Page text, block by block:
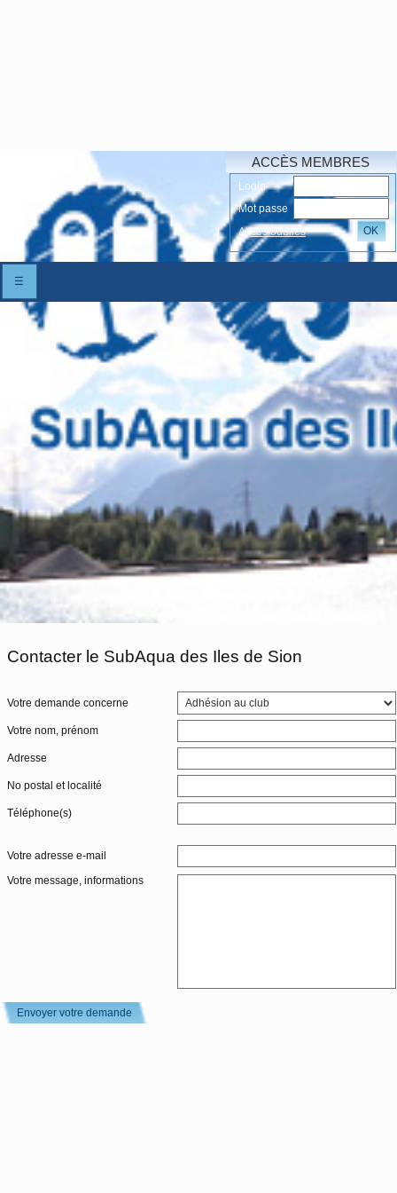
ACCÈS MEMBRES
Login
Mot passe
Accés oubliés
OK
☰
Contacter le SubAqua des Iles de Sion
Votre demande concerne
Votre nom, prénom
Adresse
No postal et localité
Téléphone(s)
Votre adresse e-mail
Votre message, informations
Envoyer votre demande